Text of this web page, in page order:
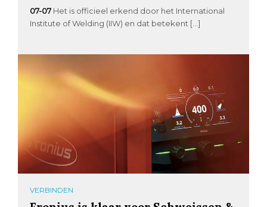
07-07 Het is officieel erkend door het International
Institute of Welding (IIW) en dat betekent […]
VERBINDEN